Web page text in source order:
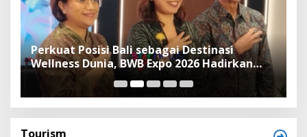
Perkuat Posisi Bali sebagai Destinasi
Wellness Dunia, BWB Expo 2026 Hadirkan
Exhibitor Nasional dan Global
Tourism